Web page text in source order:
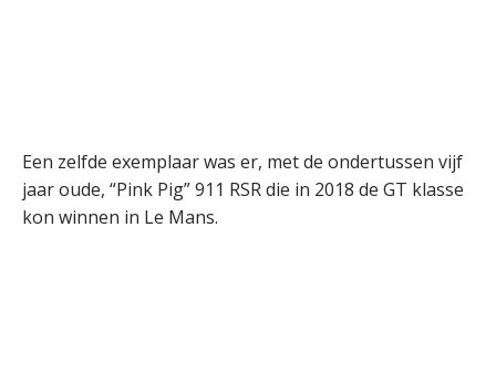
Een zelfde exemplaar was er, met de ondertussen vijf
jaar oude, “Pink Pig” 911 RSR die in 2018 de GT klasse
kon winnen in Le Mans.